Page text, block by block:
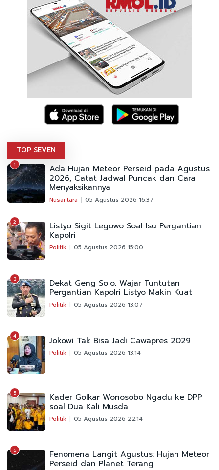
TOP SEVEN
1 Ada Hujan Meteor Perseid pada Agustus
2026, Catat Jadwal Puncak dan Cara
Menyaksikannya
Nusantara 05 Agustus 2026 16:37
2 Listyo Sigit Legowo Soal Isu Pergantian
Kapolri
Politik 05 Agustus 2026 15:00
3 Dekat Geng Solo, Wajar Tuntutan
Pergantian Kapolri Listyo Makin Kuat
Politik 05 Agustus 2026 13:07
4 Jokowi Tak Bisa Jadi Cawapres 2029
Politik 05 Agustus 2026 13:14
5 Kader Golkar Wonosobo Ngadu ke DPP
soal Dua Kali Musda
Politik 05 Agustus 2026 22:14
6 Fenomena Langit Agustus: Hujan Meteor
Perseid dan Planet Terang